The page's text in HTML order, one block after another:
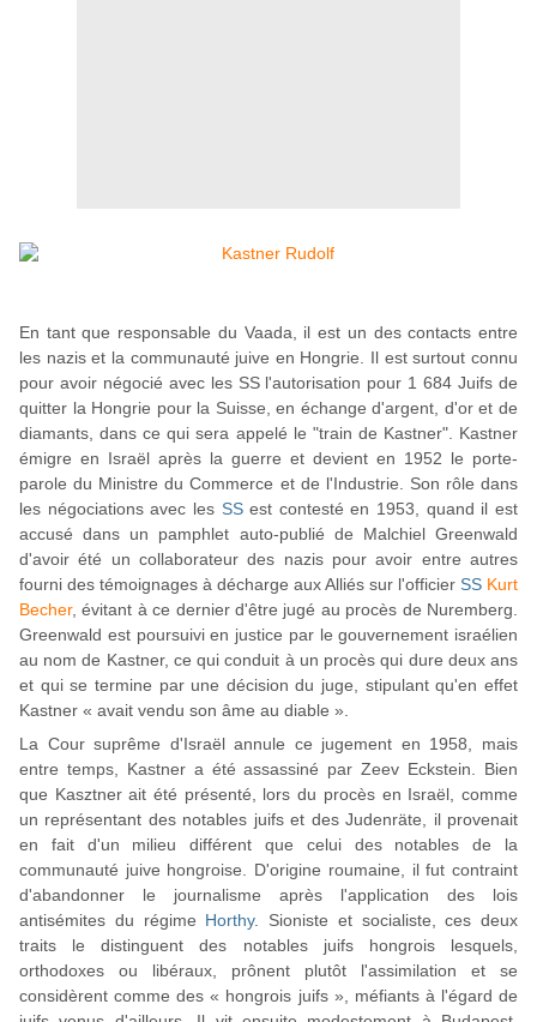
En tant que responsable du Vaada, il est un des contacts entre
les nazis et la communauté juive en Hongrie. Il est surtout connu
pour avoir négocié avec les SS l'autorisation pour 1 684 Juifs de
quitter la Hongrie pour la Suisse, en échange d'argent, d'or et de
diamants, dans ce qui sera appelé le "train de Kastner". Kastner
émigre en Israël après la guerre et devient en 1952 le porte-
parole du Ministre du Commerce et de l'Industrie. Son rôle dans
les négociations avec les SSest contesté en 1953, quand il est
accusé dans un pamphlet auto-publié de Malchiel Greenwald
d'avoir été un collaborateur des nazis pour avoir entre autres
fourni des témoignages à décharge aux Alliés sur l'officier SS Kurt
Becher, évitant à ce dernier d'être jugé au procès de Nuremberg.
Greenwald est poursuivi en justice par le gouvernement israélien
au nom de Kastner, ce qui conduit à un procès qui dure deux ans
et qui se termine par une décision du juge, stipulant qu'en effet
Kastner « avait vendu son âme au diable ».
La Cour suprême d'Israël annule ce jugement en 1958, mais
entre temps, Kastner a été assassiné par Zeev Eckstein. Bien
que Kasztner ait été présenté, lors du procès en Israël, comme
un représentant des notables juifs et des Judenräte, il provenait
en fait d'un milieu différent que celui des notables de la
communauté juive hongroise. D'origine roumaine, il fut contraint
d'abandonner le journalisme après l'application des lois
antisémites du régime Horthy. Sioniste et socialiste, ces deux
traits le distinguent des notables juifs hongrois lesquels,
orthodoxes ou libéraux, prônent plutôt l'assimilation et se
considèrent comme des « hongrois juifs », méfiants à l'égard de